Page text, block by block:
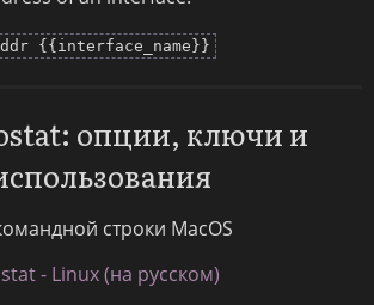
{{interface_name}}
опции, ключи и
строки MacOS
- Linux (на русском)